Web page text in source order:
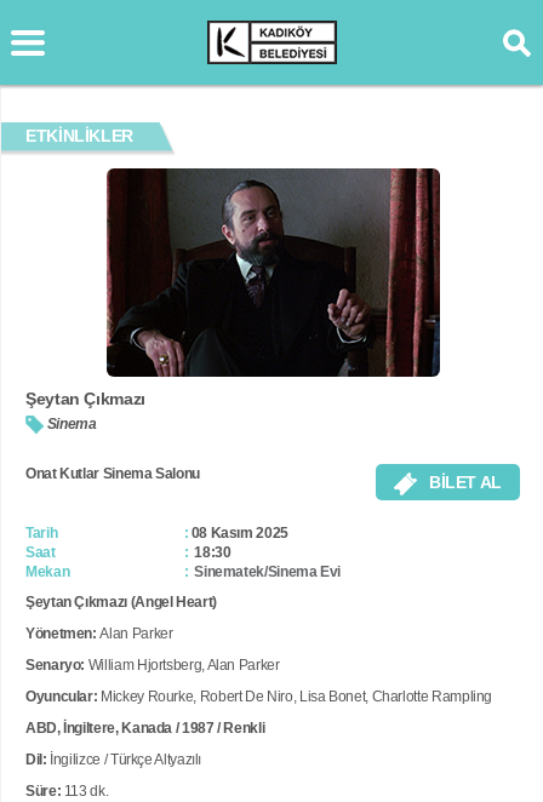
ETKİNLİKLER
Şeytan Çıkmazı
Sinema
BİLET AL
Tarih
08 Kasım 2025
Saat
18:30
Mekan
Sinematek/Sinema Evi
Onat Kutlar Sinema Salonu
Şeytan Çıkmazı (Angel Heart)
Yönetmen: Alan Parker
Senaryo: William Hjortsberg, Alan Parker
Oyuncular: Mickey Rourke, Robert De Niro, Lisa Bonet, Charlotte Rampling
ABD, İngiltere, Kanada / 1987 / Renkli
Dil: İngilizce / Türkçe Altyazılı
Süre: 113 dk.